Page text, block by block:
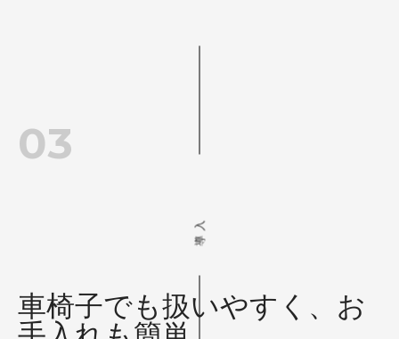
導入
03
車椅子でも扱いやすく、お